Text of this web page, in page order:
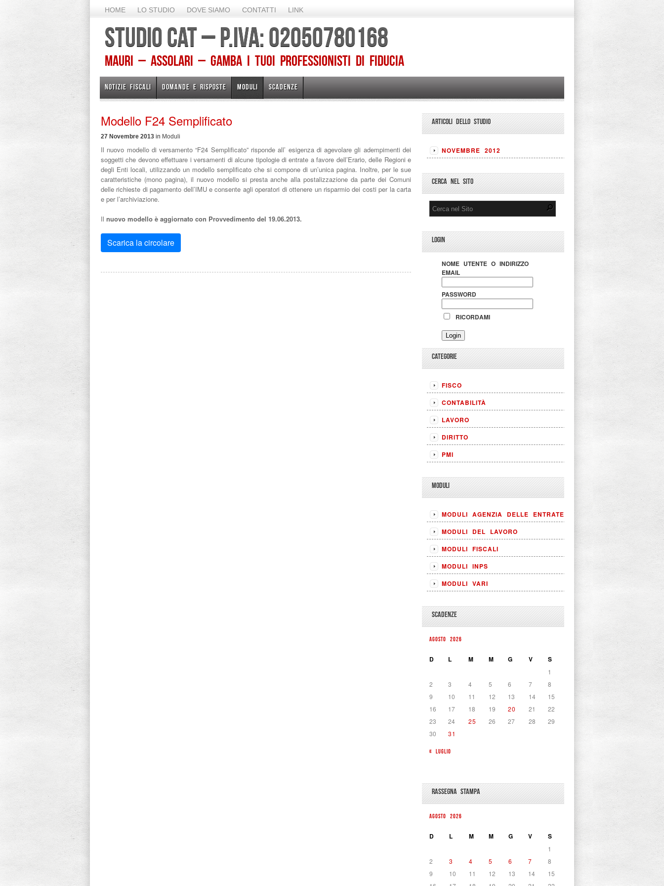
HOME LO STUDIO DOVE SIAMO CONTATTI LINK
STUDIO CAT – P.IVA: 02050780168
Mauri – Assolari – Gamba I TUOI PROFESSIONISTI DI FIDUCIA
NOTIZIE FISCALI DOMANDE E RISPOSTE MODULI SCADENZE
Modello F24 Semplificato
27 Novembre 2013 in Moduli
Il nuovo modello di versamento “F24 Semplificato” risponde all’ esigenza di agevolare gli adempimenti dei
soggetti che devono effettuare i versamenti di alcune tipologie di entrate a favore dell’Erario, delle Regioni e
degli Enti locali, utilizzando un modello semplificato che si compone di un’unica pagina. Inoltre, per le sue
caratteristiche (mono pagina), il nuovo modello si presta anche alla postalizzazione da parte dei Comuni
delle richieste di pagamento dell’IMU e consente agli operatori di ottenere un risparmio dei costi per la carta
e per l’archiviazione.
Il nuovo modello è aggiornato con Provvedimento del 19.06.2013.
Scarica la circolare
ARTICOLI DELLO STUDIO
NOVEMBRE 2012
CERCA NEL SITO
LOGIN
NOME UTENTE O INDIRIZZO
EMAIL
PASSWORD
RICORDAMI
CATEGORIE
FISCO
CONTABILITÀ
LAVORO
DIRITTO
PMI
MODULI
MODULI AGENZIA DELLE ENTRATE
MODULI DEL LAVORO
MODULI FISCALI
MODULI INPS
MODULI VARI
SCADENZE
AGOSTO 2026
D L M M G V S
« LUGLIO
1
2
3 4 5 6 7
8
9
10 11 12 13 14
15
16
17 18 19 20 21
22
23
24 25 26 27 28
29
30
31
RASSEGNA STAMPA
AGOSTO 2026
D L M M G V S
1
2
3 4 5 6 7
8
9
10 11 12 13 14
15